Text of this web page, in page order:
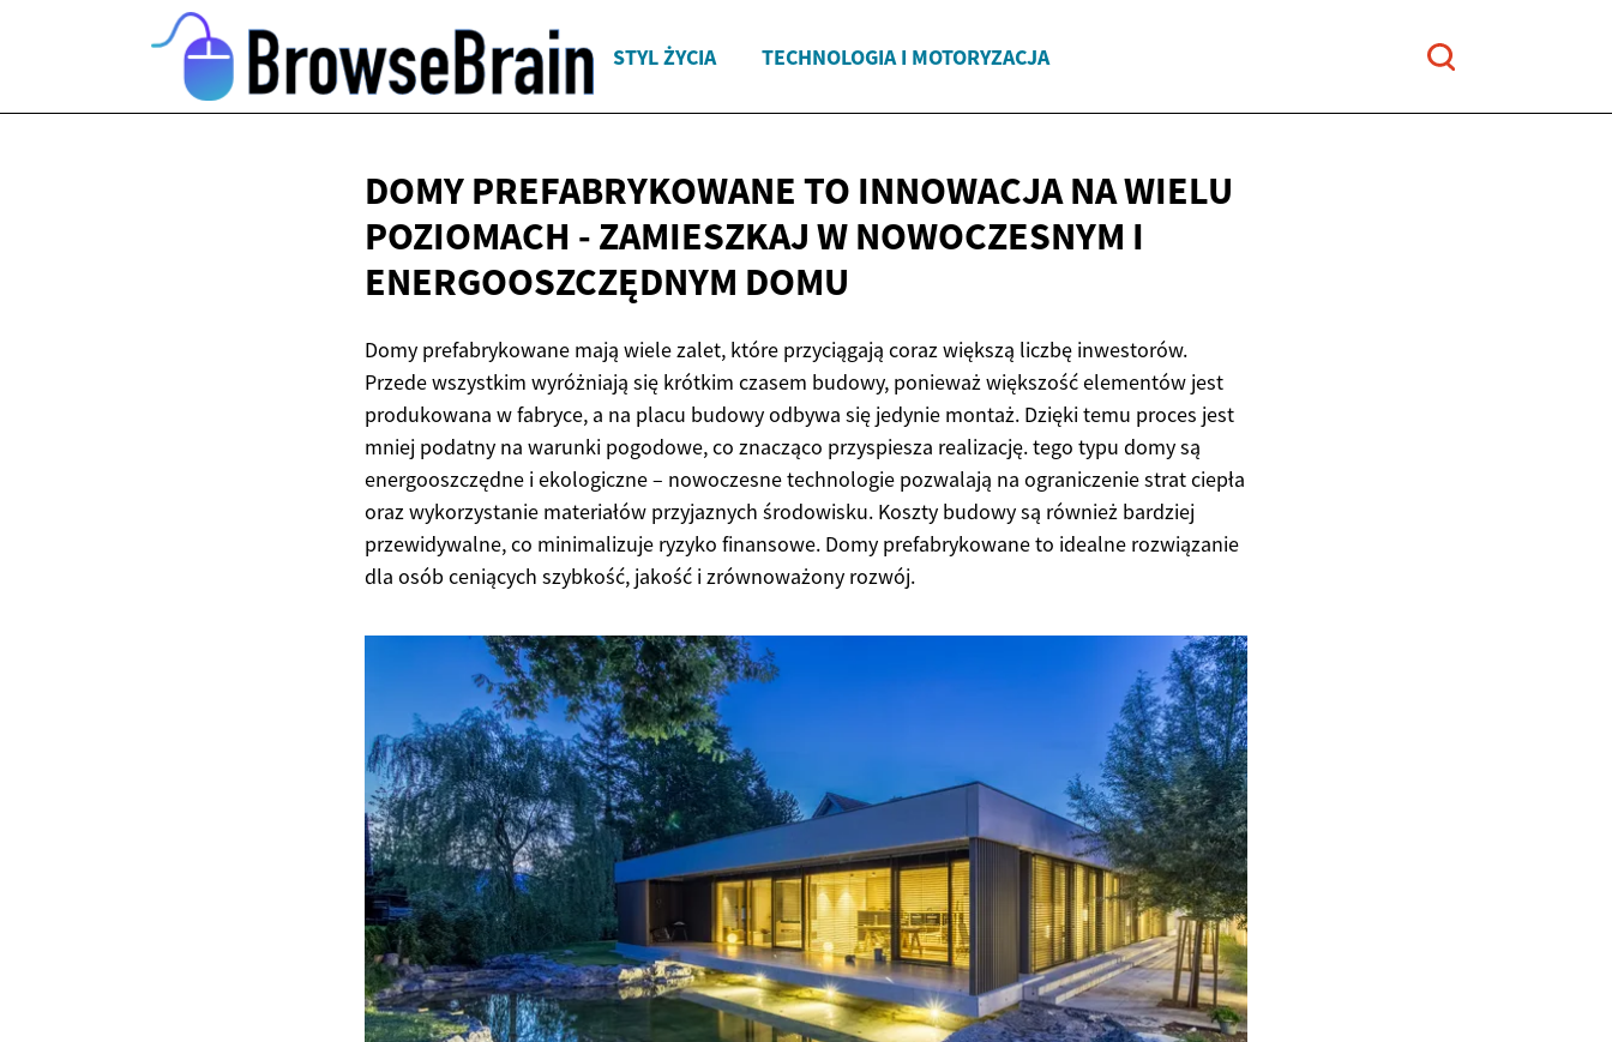
STYL ŻYCIA TECHNOLOGIA I MOTORYZACJA
DOMY PREFABRYKOWANE TO INNOWACJA NA WIELU
POZIOMACH - ZAMIESZKAJ W NOWOCZESNYM I
ENERGOOSZCZĘDNYM DOMU
Domy prefabrykowane mają wiele zalet, które przyciągają coraz większą liczbę inwestorów.
Przede wszystkim wyróżniają się krótkim czasem budowy, ponieważ większość elementów jest
produkowana w fabryce, a na placu budowy odbywa się jedynie montaż. Dzięki temu proces jest
mniej podatny na warunki pogodowe, co znacząco przyspiesza realizację. tego typu domy są
energooszczędne i ekologiczne – nowoczesne technologie pozwalają na ograniczenie strat ciepła
oraz wykorzystanie materiałów przyjaznych środowisku. Koszty budowy są również bardziej
przewidywalne, co minimalizuje ryzyko finansowe. Domy prefabrykowane to idealne rozwiązanie
dla osób ceniących szybkość, jakość i zrównoważony rozwój.